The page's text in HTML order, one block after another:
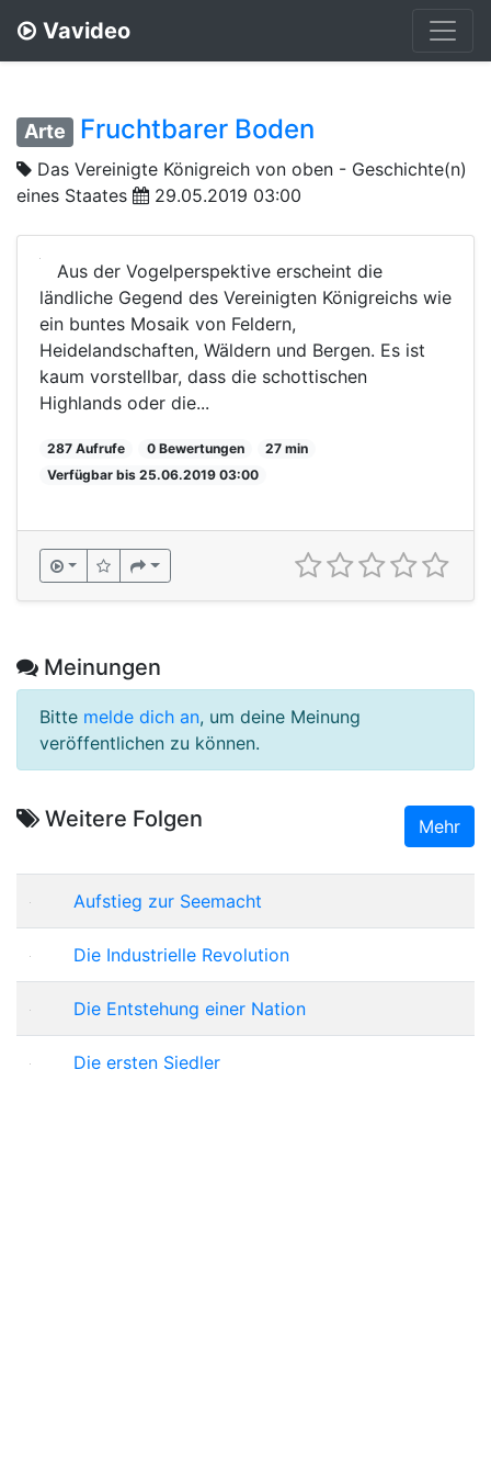
Vavideo
Arte Fruchtbarer Boden
Das Vereinigte Königreich von oben - Geschichte(n)
eines Staates
29.05.2019 03:00
Aus der Vogelperspektive erscheint die
ländliche Gegend des Vereinigten Königreichs wie
ein buntes Mosaik von Feldern,
Heidelandschaften, Wäldern und Bergen. Es ist
kaum vorstellbar, dass die schottischen
Highlands oder die...
287 Aufrufe 0 Bewertungen
27 min
Verfügbar bis 25.06.2019 03:00
Meinungen
Bitte melde dich an, um deine Meinung
veröffentlichen zu können.
Weitere Folgen Mehr
Aufstieg zur Seemacht
Die Industrielle Revolution
Die Entstehung einer Nation
Die ersten Siedler